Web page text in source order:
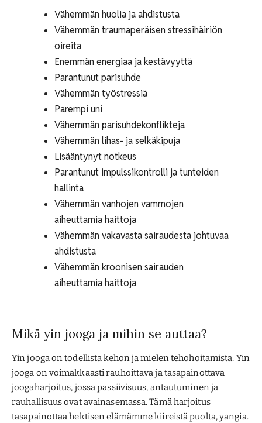
Vähemmän huolia ja ahdistusta
Vähemmän traumaperäisen stressihäiriön
oireita
Enemmän energiaa ja kestävyyttä
Parantunut parisuhde
Vähemmän työstressiä
Parempi uni
Vähemmän parisuhdekonflikteja
Vähemmän lihas- ja selkäkipuja
Lisääntynyt notkeus
Parantunut impulssikontrolli ja tunteiden
hallinta
Vähemmän vanhojen vammojen
aiheuttamia haittoja
Vähemmän vakavasta sairaudesta johtuvaa
ahdistusta
Vähemmän kroonisen sairauden
aiheuttamia haittoja
Mikä yin jooga ja mihin se auttaa?
Yin jooga on todellista kehon ja mielen tehohoitamista. Yin
jooga on voimakkaasti rauhoittava ja tasapainottava
joogaharjoitus, jossa passiivisuus, antautuminen ja
rauhallisuus ovat avainasemassa. Tämä harjoitus
tasapainottaa hektisen elämämme kiireistä puolta, yangia.